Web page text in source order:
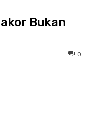
Bukan
0